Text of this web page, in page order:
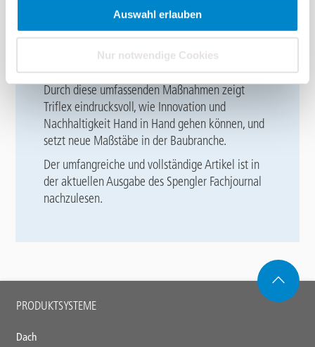
Auswahl erlauben
Nur notwendige Cookies
statisch gering belastbar sind. Ein weiteres neues
Produkt, Triflex ProSolar, erhöht die Solarreflexion
und senkt die Oberflächentemperatur, was die
Durch diese umfassenden Maßnahmen zeigt
Triflex eindrucksvoll, wie Innovation und
Nachhaltigkeit Hand in Hand gehen können, und
setzt neue Maßstäbe in der Baubranche.
Der umfangreiche und vollständige Artikel ist in
der aktuellen Ausgabe des Spengler Fachjournal
nachzulesen.
Main
PRODUKTSYSTEME
Dach